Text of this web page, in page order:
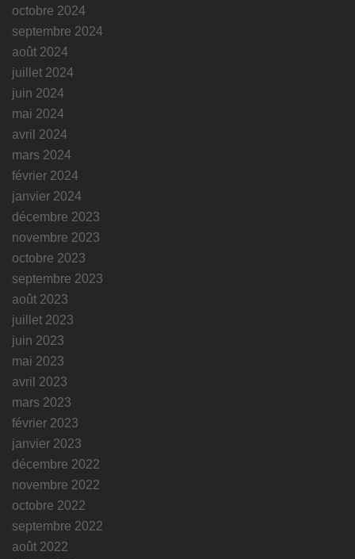
octobre 2024
septembre 2024
août 2024
juillet 2024
juin 2024
mai 2024
avril 2024
mars 2024
février 2024
janvier 2024
décembre 2023
novembre 2023
octobre 2023
septembre 2023
août 2023
juillet 2023
juin 2023
mai 2023
avril 2023
mars 2023
février 2023
janvier 2023
décembre 2022
novembre 2022
octobre 2022
septembre 2022
août 2022